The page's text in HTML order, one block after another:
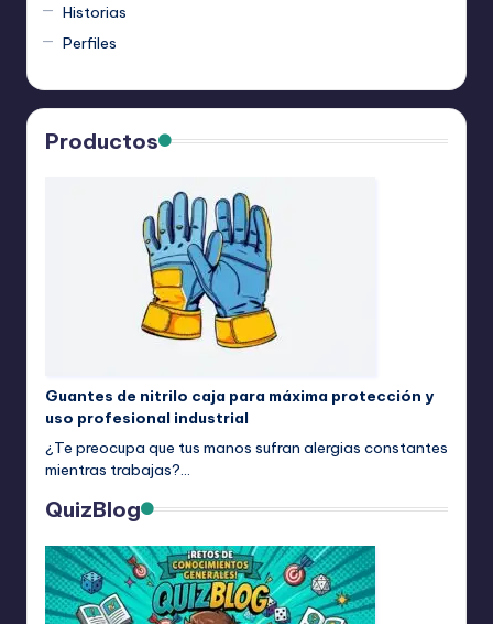
Historias
Perfiles
Productos
Guantes de nitrilo caja para máxima protección y
uso profesional industrial
¿Te preocupa que tus manos sufran alergias constantes
mientras trabajas?…
QuizBlog